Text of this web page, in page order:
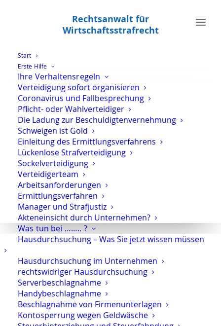
Rechtsanwalt für
Wirtschaftsstrafrecht
Start
Erste Hilfe
Ihre Verhaltensregeln
Verteidigung sofort organisieren
Coronavirus und Fallbesprechung
Pflicht- oder Wahlverteidiger
Die Ladung zur Beschuldigtenvernehmung
Schweigen ist Gold
Einleitung des Ermittlungsverfahrens
Lückenlose Strafverteidigung
Sockelverteidigung
Verteidigerteam
Arbeitsanforderungen
Ermittlungsverfahren
Manager und Strafjustiz
Akteneinsicht durch Unternehmen?
Was tun bei …….. ?
Hausdurchsuchung – Was Sie jetzt wissen müssen
Hausdurchsuchung im Unternehmen
rechtswidriger Hausdurchsuchung
Serverbeschlagnahme
Handybeschlagnahme
Beschlagnahme von Firmenunterlagen
Kontosperrung wegen Geldwäsche
Zoll
Home Archive by Category "Zoll"
Rentenversicherung und Zoll –
Betriebsprüfung
Strafverteidiger-Notruf (z. B. bei
Festnahme oder
Hausdurchsuchungen):
669